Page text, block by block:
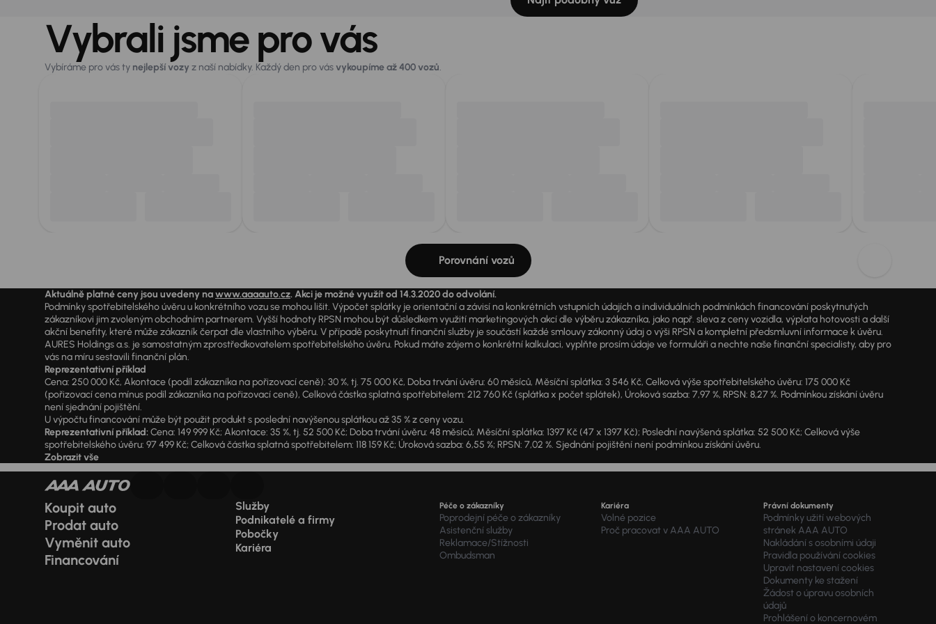
Vybrali jsme pro vás
Vybíráme pro vás ty nejlepší vozy z naší nabídky. Každý den pro vásvykoupíme až 400 vozů.
Porovnání vozů
Aktuálně platné ceny jsou uvedeny nawww.aaaauto.cz. Akci je možné využít od 14.3.2020 do odvolání.
Podmínky spotřebitelského úvěru u konkrétního vozu se mohou lišit. Výpočet splátky je orientační a závisí na konkrétních vstupních údajích a individuálních podmínkách financování poskytnutých
zákazníkovi jim zvoleným obchodním partnerem. Vyšší hodnoty RPSN mohou být důsledkem využití marketingových akcí dle výběru zákazníka, jako např. sleva z ceny vozidla, výplata hotovosti a další
akční benefity, které může zákazník čerpat dle vlastního výběru. V případě poskytnutí finanční služby je součástí každé smlouvy zákonný údaj o výši RPSN a kompletní předsmluvní informace k úvěru.
AURES Holdings a.s. je samostatným zprostředkovatelem spotřebitelského úvěru. Pokud máte zájem o konkrétní kalkulaci, vyplňte prosím údaje ve formuláři a nechte naše finanční specialisty, aby pro
vás na míru sestavili finanční plán.
Reprezentativní příklad
Cena: 250 000 Kč, Akontace (podíl zákazníka na pořizovací ceně): 30 %, tj. 75 000 Kč, Doba trvání úvěru: 60 měsíců, Měsíční splátka: 3 546 Kč, Celková výše spotřebitelského úvěru: 175 000 Kč
(pořizovací cena mínus podíl zákazníka na pořizovací ceně), Celková částka splatná spotřebitelem: 212 760 Kč (splátka x počet splátek), Úroková sazba: 7,97 %, RPSN: 8,27 %. Podmínkou získání úvěru
není sjednání pojištění.
U výpočtu financování může být použit produkt s poslední navýšenou splátkou až 35 % z ceny vozu.
Reprezentativní příklad:Cena: 149 999 Kč; Akontace: 35 %, tj. 52 500 Kč; Doba trvání úvěru: 48 měsíců; Měsíční splátka: 1397 Kč (47 x 1397 Kč); Poslední navýšená splátka: 52 500 Kč; Celková výše
spotřebitelského úvěru: 97 499 Kč; Celková částka splatná spotřebitelem: 118 159 Kč; Úroková sazba: 6,55 %; RPSN: 7,02 %. Sjednání pojištění není podmínkou získání úvěru.
Zobrazit vše
Koupit auto
Prodat auto
Vyměnit auto
Financování
Služby
Podnikatelé a firmy
Pobočky
Kariéra
Péče o zákazníky
Poprodejní péče o zákazníky
Asistenční služby
Reklamace/Stížnosti
Ombudsman
Kariéra
Volné pozice
Proč pracovat v AAA AUTO
Právní dokumenty
Podmínky užití webových
stránek AAA AUTO
Nakládání s osobními údaji
Pravidla používání cookies
Upravit nastavení cookies
Dokumenty ke stažení
Žádost o úpravu osobních
údajů
Prohlášení o koncernovém